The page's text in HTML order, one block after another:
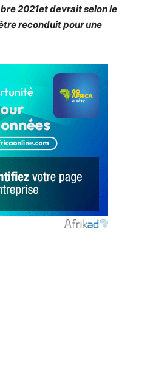
2021et devrait selon le
reconduit pour une